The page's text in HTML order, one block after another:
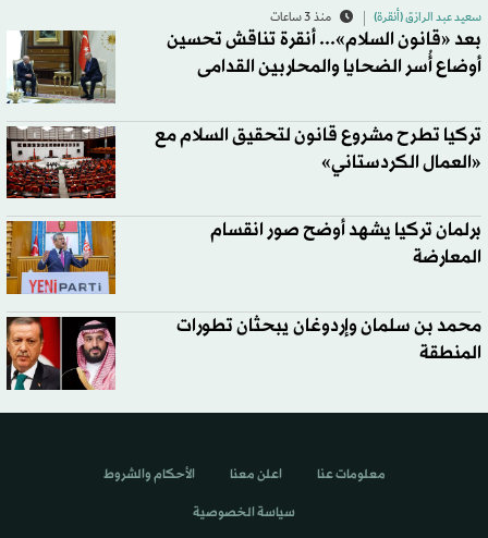
سعيد عبد الرازق (أنقرة) منذ 3 ساعات
بعد «قانون السلام»... أنقرة تناقش تحسين
أوضاع أُسر الضحايا والمحاربين القدامى
تركيا تطرح مشروع قانون لتحقيق السلام مع
«العمال الكردستاني»
برلمان تركيا يشهد أوضح صور انقسام
المعارضة
محمد بن سلمان وإردوغان يبحثان تطورات
المنطقة
معلومات عنا اعلن معنا الأحكام والشروط
سياسة الخصوصية